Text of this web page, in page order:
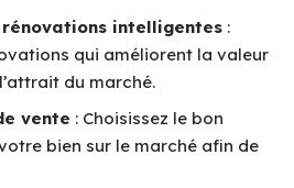
intelligentes :
qui améliorent la valeur
du marché.
vente : Choisissez le bon
bien sur le marché afin de